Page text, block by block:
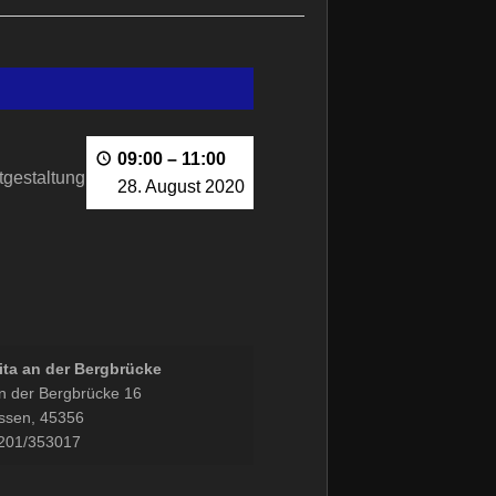
09:00 – 11:00
28. August 2020
an der Bergbrücke
der Bergbrücke 16
45356
353017